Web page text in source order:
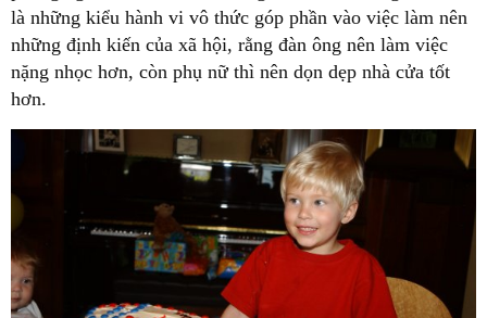
là những kiểu hành vi vô thức góp phần vào việc làm nên
những định kiến của xã hội, rằng đàn ông nên làm việc
nặng nhọc hơn, còn phụ nữ thì nên dọn dẹp nhà cửa tốt
hơn.